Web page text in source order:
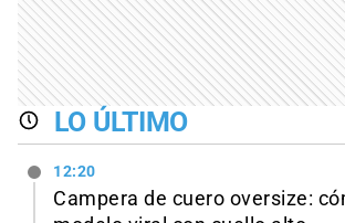
LO ÚLTIMO
12:20
Campera de cuero oversize: